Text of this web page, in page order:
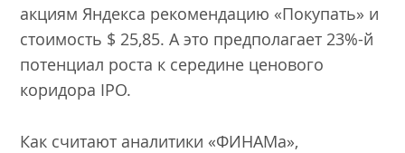
акциям Яндекса рекомендацию «Покупать» и
стоимость $ 25,85. А это предполагает 23%-й
потенциал роста к середине ценового
коридора IPO.
Как считают аналитики «ФИНАМа»,